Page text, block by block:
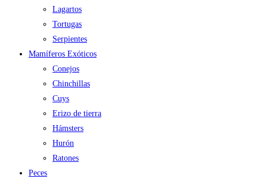
Lagartos
Tortugas
Serpientes
Mamíferos Exóticos
Conejos
Chinchillas
Cuys
Erizo de tierra
Hámsters
Hurón
Ratones
Peces